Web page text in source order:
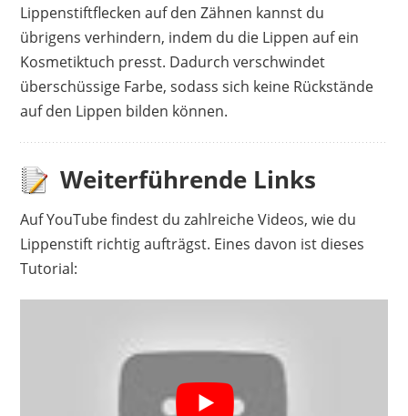
Lippenstiftflecken auf den Zähnen kannst du
übrigens verhindern, indem du die Lippen auf ein
Kosmetiktuch presst. Dadurch verschwindet
überschüssige Farbe, sodass sich keine Rückstände
auf den Lippen bilden können.
Weiterführende Links
Auf YouTube findest du zahlreiche Videos, wie du
Lippenstift richtig aufträgst. Eines davon ist dieses
Tutorial: